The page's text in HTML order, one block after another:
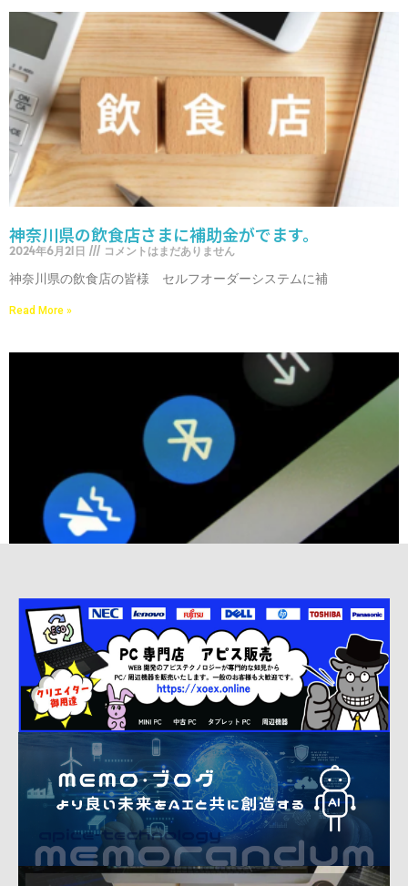
神奈川県の飲食店さまに補助金がでます。
2024年6月21日
コメントはまだありません
神奈川県の飲食店の皆様 セルフオーダーシステムに補
Read More »
アピスメモランダム 備忘録 bluetooth ペ
Read More »